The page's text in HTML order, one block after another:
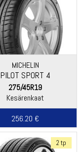
MICHELIN
PILOT SPORT 4
275/45R19
Kesärenkaat
256.20 €
2 tp